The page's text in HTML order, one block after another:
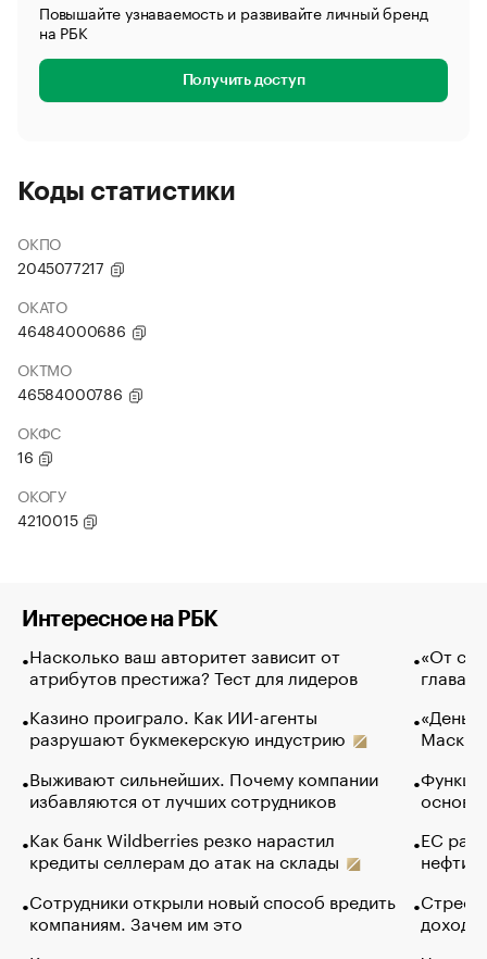
Повышайте узнаваемость и развивайте личный бренд
на РБК
Получить доступ
Коды статистики
ОКПО
2045077217
ОКАТО
46484000686
ОКТМО
46584000786
ОКФС
16
ОКОГУ
4210015
Интересное на РБК
Насколько ваш авторитет зависит от
атрибутов престижа? Тест для лидеров
Казино проиграло. Как ИИ-агенты
разрушают букмекерскую индустрию
Выживают сильнейших. Почему компании
избавляются от лучших сотрудников
Как банк Wildberries резко нарастил
кредиты селлерам до атак на склады
Сотрудники открыли новый способ вредить
компаниям. Зачем им это
«От
глава
Маск в
основ
ЕС
нефти